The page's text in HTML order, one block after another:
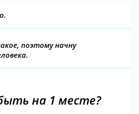
поэтому начну
на 1 месте?